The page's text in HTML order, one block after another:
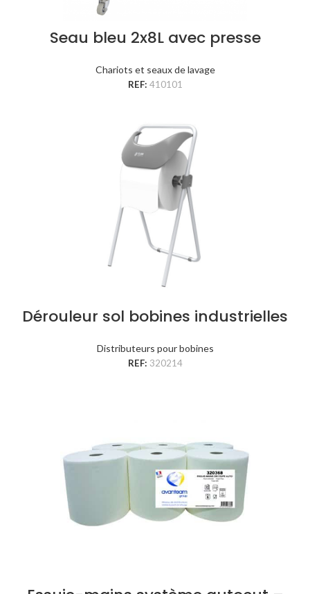
Seau bleu 2x8L avec presse
Chariots et seaux de lavage
REF: 410101
Dérouleur sol bobines industrielles
Distributeurs pour bobines
REF: 320214